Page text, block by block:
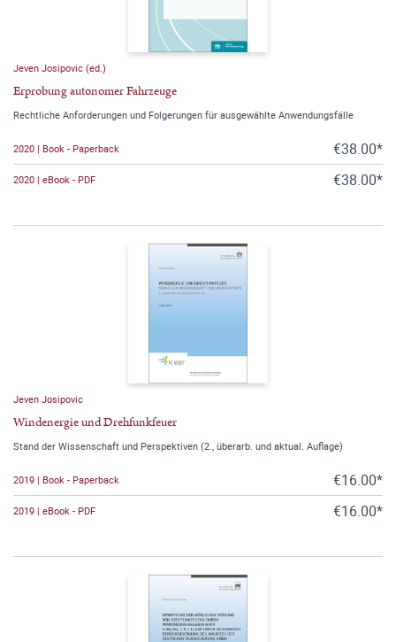
Jeven Josipovic (ed.)
Erprobung autonomer Fahrzeuge
Rechtliche Anforderungen und Folgerungen für ausgewählte Anwendungsfälle
2020 | Book - Paperback €38.00*
2020 | eBook - PDF €38.00*
Jeven Josipovic
Windenergie und Drehfunkfeuer
Stand der Wissenschaft und Perspektiven (2., überarb. und aktual. Auflage)
2019 | Book - Paperback €16.00*
2019 | eBook - PDF €16.00*